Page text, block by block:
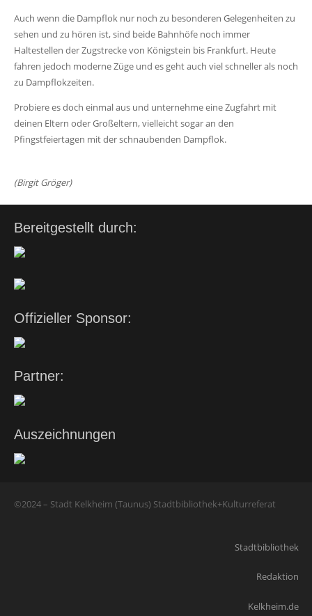
Auch wenn die Dampflok nur noch zu besonderen Gelegenheiten zu
sehen und zu hören ist, sind beide Bahnhöfe noch immer
Haltestellen der Zugstrecke von Königstein bis Frankfurt. Heute
fahren jedoch moderne Züge und es geht auch viel schneller als noch
zu Dampflokzeiten.
Probiere es doch einmal aus und unternehme eine Zugfahrt mit
deinen Eltern oder Großeltern, vielleicht sogar an den
Pfingstfeiertagen mit der schnaubenden Dampflok.
(Birgit Gröger)
Bereitgestellt durch:
Offizieller Sponsor:
Partner:
Auszeichnungen
©2024 – Stadt Kelkheim (Taunus) Stadtbibliothek+Kulturreferat
Stadtbibliothek
Redaktion
Kelkheim.de